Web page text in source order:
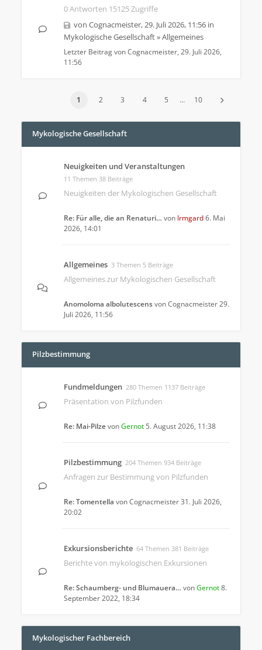
0 Antworten 15125 Zugriffe
von Cognacmeister,29. Juli 2026, 11:56 in
Mykologische Gesellschaft»Allgemeines
Letzter Beitrag vonCognacmeister, 29. Juli 2026,
11:56
1 2 3 4 5 … 10
Mykologische Gesellschaft
Neuigkeiten und Veranstaltungen
11 Themen 38 Beiträge
Neuigkeiten der Mykologischen Gesellschaft
Re: Für alle, die an Renaturi… von Irmgard6. Mai
2026, 14:01
Allgemeines 3 Themen 5 Beiträge
Allgemeines zur Mykologischen Gesellschaft
Anomoloma albolutescensvonCognacmeister29.
Juli 2026, 11:56
Pilzbestimmung
Fundmeldungen 280 Themen 1137 Beiträge
Präsentation von Pilzfunden
Re: Mai-PilzevonGernot 5. August 2026, 11:38
Pilzbestimmung 204 Themen 934 Beiträge
Anfragen zur Bestimmung von Pilzfunden
Re: Tomentella vonCognacmeister31. Juli 2026,
20:02
Exkursionsberichte 64 Themen 381 Beiträge
Berichte von mykologischen Exkursionen
Re: Schaumberg- und Blumauera… vonGernot8.
September 2022, 18:34
Mykologischer Fachbereich